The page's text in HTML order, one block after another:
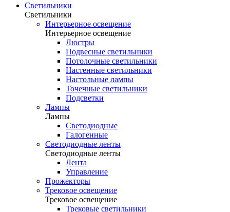
Светильники
Светильники
Интерьерное освещение
Интерьерное освещение
Люстры
Подвесные светильники
Потолочные светильники
Настенные светильники
Настольные лампы
Точечные светильники
Подсветки
Лампы
Лампы
Светодиодные
Галогенные
Светодиодные ленты
Светодиодные ленты
Лента
Управление
Прожекторы
Трековое освещение
Трековое освещение
Трековые светильники